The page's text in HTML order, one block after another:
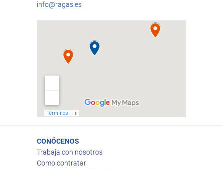
info@ragas.es
CONÓCENOS
Trabaja con nosotros
Como contratar